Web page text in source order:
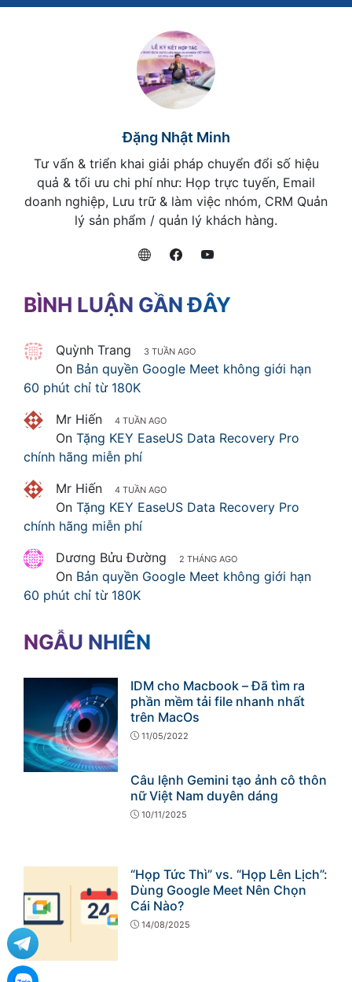
Đặng Nhật Minh
Tư vấn & triển khai giải pháp chuyển đổi số hiệu
quả & tối ưu chi phí như: Họp trực tuyến, Email
doanh nghiệp, Lưu trữ & làm việc nhóm, CRM Quản
lý sản phẩm / quản lý khách hàng.
BÌNH LUẬN GẦN ĐÂY
Quỳnh Trang 3 TUẦN AGO
On Bản quyền Google Meet không giới hạn
60 phút chỉ từ 180K
Mr Hiến
4 TUẦN AGO
On Tặng KEY EaseUS Data Recovery Pro
chính hãng miễn phí
Mr Hiến
4 TUẦN AGO
On Tặng KEY EaseUS Data Recovery Pro
chính hãng miễn phí
Dương Bửu Đường
2 THÁNG AGO
On Bản quyền Google Meet không giới hạn
60 phút chỉ từ 180K
NGẪU NHIÊN
IDM cho Macbook – Đã tìm ra
phần mềm tải file nhanh nhất
trên MacOs
11/05/2022
Câu lệnh Gemini tạo ảnh cô thôn
nữ Việt Nam duyên dáng
10/11/2025
“Họp Tức Thì” vs. “Họp Lên Lịch”:
Dùng Google Meet Nên Chọn
Cái Nào?
14/08/2025